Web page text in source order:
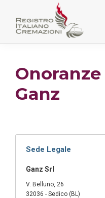
contenuto
principaleRegistro Italiano
Ganz
Sede Legale
Ganz Srl
V. Belluno, 26
32036 - Sedico (BL)